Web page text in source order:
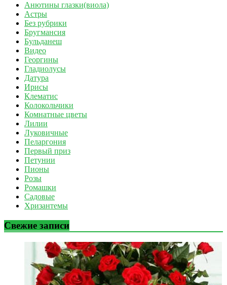
Анютины глазки(виола)
Астры
Без рубрики
Бругмансия
Бульданеш
Видео
Георгины
Гладиолусы
Датура
Ирисы
Клематис
Колокольчики
Комнатные цветы
Лилии
Луковичные
Пеларгония
Первый приз
Петунии
Пионы
Розы
Ромашки
Садовые
Хризантемы
Свежие записи